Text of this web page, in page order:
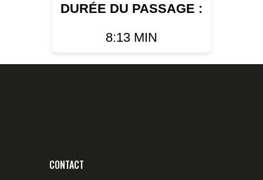
DURÉE DU PASSAGE :
8:13 MIN
CONTACT